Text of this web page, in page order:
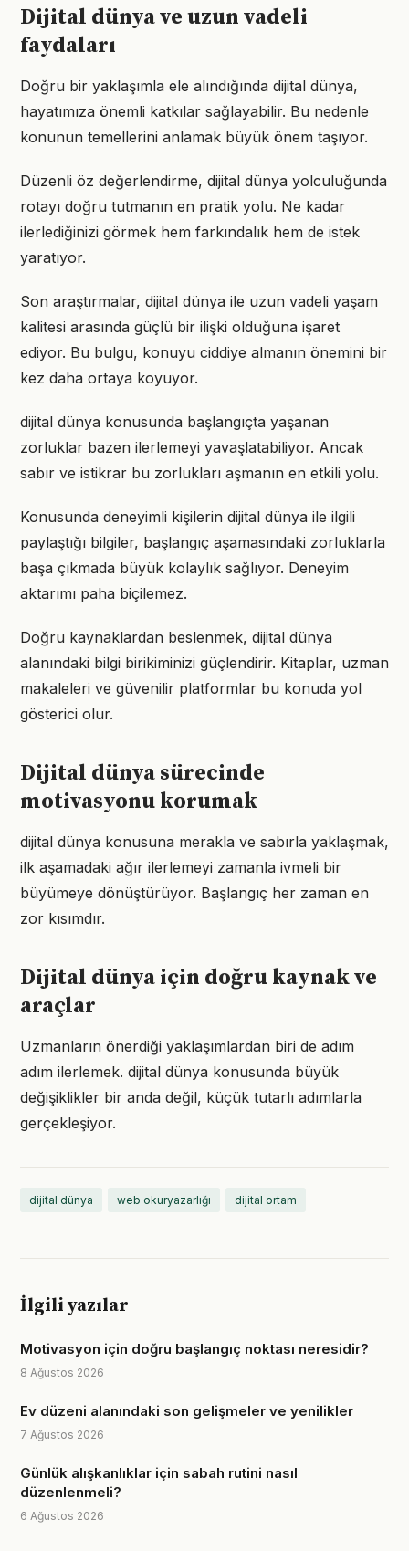
Dijital dünya ve uzun vadeli
faydaları
Doğru bir yaklaşımla ele alındığında dijital dünya,
hayatımıza önemli katkılar sağlayabilir. Bu nedenle
konunun temellerini anlamak büyük önem taşıyor.
Düzenli öz değerlendirme, dijital dünya yolculuğunda
rotayı doğru tutmanın en pratik yolu. Ne kadar
ilerlediğinizi görmek hem farkındalık hem de istek
yaratıyor.
Son araştırmalar, dijital dünya ile uzun vadeli yaşam
kalitesi arasında güçlü bir ilişki olduğuna işaret
ediyor. Bu bulgu, konuyu ciddiye almanın önemini bir
kez daha ortaya koyuyor.
dijital dünya konusunda başlangıçta yaşanan
zorluklar bazen ilerlemeyi yavaşlatabiliyor. Ancak
sabır ve istikrar bu zorlukları aşmanın en etkili yolu.
Konusunda deneyimli kişilerin dijital dünya ile ilgili
paylaştığı bilgiler, başlangıç aşamasındaki zorluklarla
başa çıkmada büyük kolaylık sağlıyor. Deneyim
aktarımı paha biçilemez.
Doğru kaynaklardan beslenmek, dijital dünya
alanındaki bilgi birikiminizi güçlendirir. Kitaplar, uzman
makaleleri ve güvenilir platformlar bu konuda yol
gösterici olur.
Dijital dünya sürecinde
motivasyonu korumak
dijital dünya konusuna merakla ve sabırla yaklaşmak,
ilk aşamadaki ağır ilerlemeyi zamanla ivmeli bir
büyümeye dönüştürüyor. Başlangıç her zaman en
zor kısımdır.
Dijital dünya için doğru kaynak ve
araçlar
Uzmanların önerdiği yaklaşımlardan biri de adım
adım ilerlemek. dijital dünya konusunda büyük
değişiklikler bir anda değil, küçük tutarlı adımlarla
gerçekleşiyor.
dijital dünya web okuryazarlığı dijital ortam
İlgili yazılar
Motivasyon için doğru başlangıç noktası neresidir?
8 Ağustos 2026
Ev düzeni alanındaki son gelişmeler ve yenilikler
7 Ağustos 2026
Günlük alışkanlıklar için sabah rutini nasıl
düzenlenmeli?
6 Ağustos 2026